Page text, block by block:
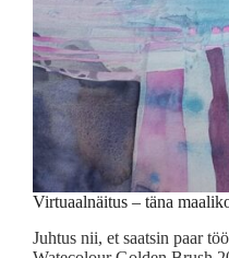
Virtuaalnäitus – täna
Juhtus nii, et saatsin paar